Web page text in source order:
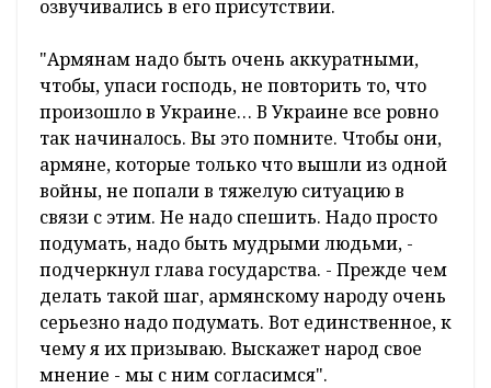
озвучивались в его присутствии.
"Армянам надо быть очень аккуратными,
чтобы, упаси господь, не повторить то, что
произошло в Украине… В Украине все ровно
так начиналось. Вы это помните. Чтобы они,
армяне, которые только что вышли из одной
войны, не попали в тяжелую ситуацию в
связи с этим. Не надо спешить. Надо просто
подумать, надо быть мудрыми людьми, -
подчеркнул глава государства. - Прежде чем
делать такой шаг, армянскому народу очень
серьезно надо подумать. Вот единственное, к
чему я их призываю. Выскажет народ свое
мнение - мы с ним согласимся".